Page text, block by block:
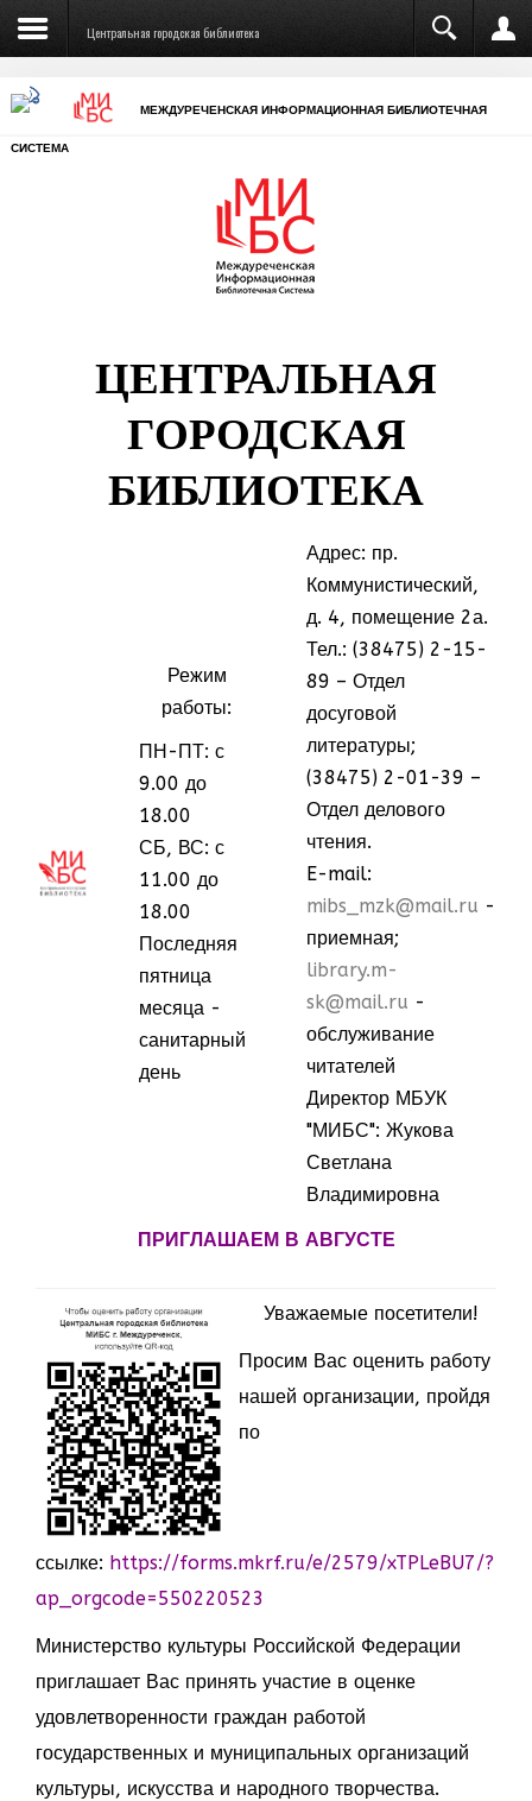
Центральная городская библиотека
МЕЖДУРЕЧЕНСКАЯ ИНФОРМАЦИОННАЯ БИБЛИОТЕЧНАЯ
СИСТЕМА
ЦЕНТРАЛЬНАЯ
ГОРОДСКАЯ
БИБЛИОТЕКА
Режим
работы:
ПН-ПТ: с
9.00 до
18.00
СБ, ВС: с
11.00 до
18.00
Последняя
пятница
месяца -
санитарный
день
Адрес: пр.
Коммунистический,
д. 4, помещение 2а.
Тел.: (38475) 2-15-
89 – Отдел
досуговой
литературы;
(38475) 2-01-39 –
Отдел делового
чтения.
E-mail:
mibs_mzk@mail.ru -
приемная;
library.m-
sk@mail.ru -
обслуживание
читателей
Директор МБУК
"МИБС": Жукова
Светлана
Владимировна
ПРИГЛАШАЕМ В АВГУСТЕ
Уважаемые посетители!
Просим Вас оценить работу
нашей организации, пройдя
по
ссылке: https://forms.mkrf.ru/e/2579/xTPLeBU7/?
ap_orgcode=550220523
Министерство культуры Российской Федерации
приглашает Вас принять участие в оценке
удовлетворенности граждан работой
государственных и муниципальных организаций
культуры, искусства и народного творчества.